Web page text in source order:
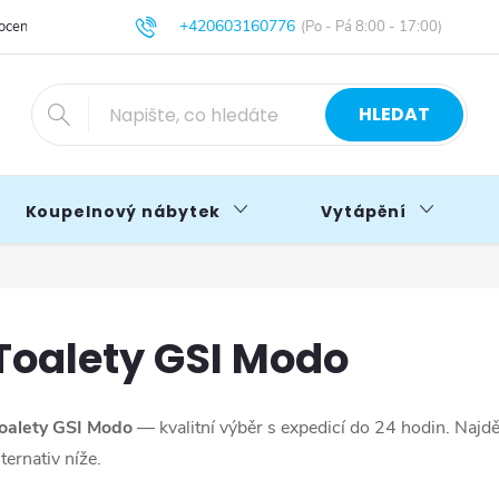
+420603160776
info@primakoupelny.cz
obchodu Obchodní podmínky Blog
HLEDAT
Koupelnový nábytek Vytápění
GSI Modo
GSI Modo— kvalitní výběr s expedicí do 24 hodin.
níže.